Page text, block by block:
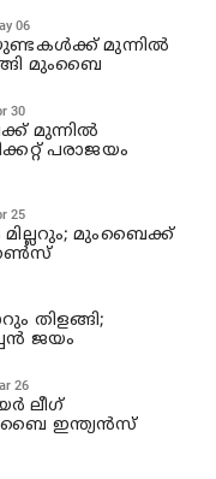
06
മുന്നിൽ
മുംബൈ
30
മുന്നിൽ
പരാജയം
25
മില്ലറും; മുംബൈക്ക്
റണ്‍സ്
തിളങ്ങി;
ജയം
26
ലീഗ്
ഇന്ത്യന്‍സ്